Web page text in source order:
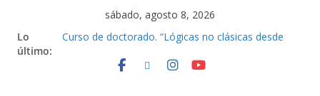
sábado, agosto 8, 2026
Lo
último:
Curso de doctorado. “Lógicas no clásicas desde
Seminario de posgrado. “Debates Actuales en